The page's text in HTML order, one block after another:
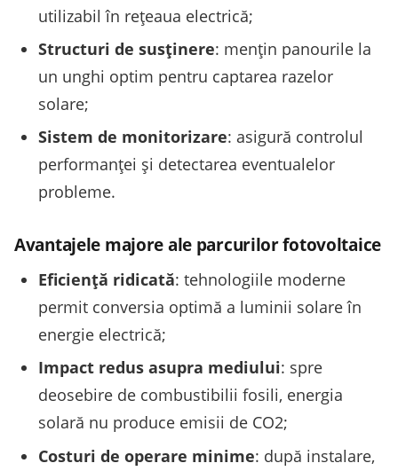
utilizabil în rețeaua electrică;
Structuri de susținere: mențin panourile la
un unghi optim pentru captarea razelor
solare;
Sistem de monitorizare: asigură controlul
performanței și detectarea eventualelor
probleme.
Avantajele majore ale parcurilor fotovoltaice
Eficiență ridicată: tehnologiile moderne
permit conversia optimă a luminii solare în
energie electrică;
Impact redus asupra mediului: spre
deosebire de combustibilii fosili, energia
solară nu produce emisii de CO2;
Costuri de operare minime: după instalare,